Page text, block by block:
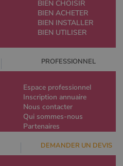
BIEN CHOISIR
BIEN ACHETER
BIEN INSTALLER
BIEN UTILISER
PROFESSIONNEL
Espace professionnel
Inscription annuaire
Nous contacter
Qui sommes-nous
Partenaires
DEMANDER UN DEVIS